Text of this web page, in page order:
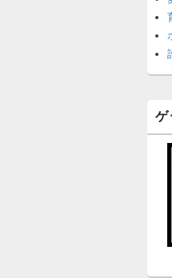
ゲ